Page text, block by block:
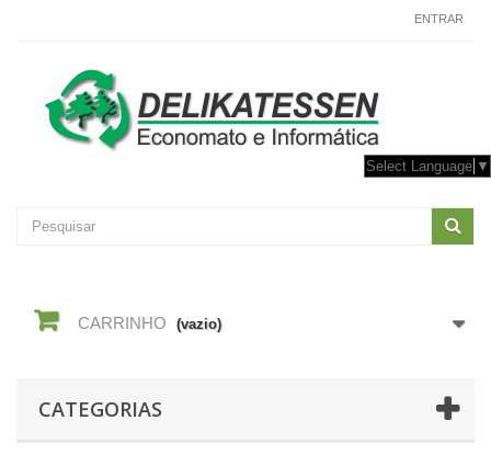
ENTRAR
Select Language ▼
CARRINHO (vazio)
CATEGORIAS